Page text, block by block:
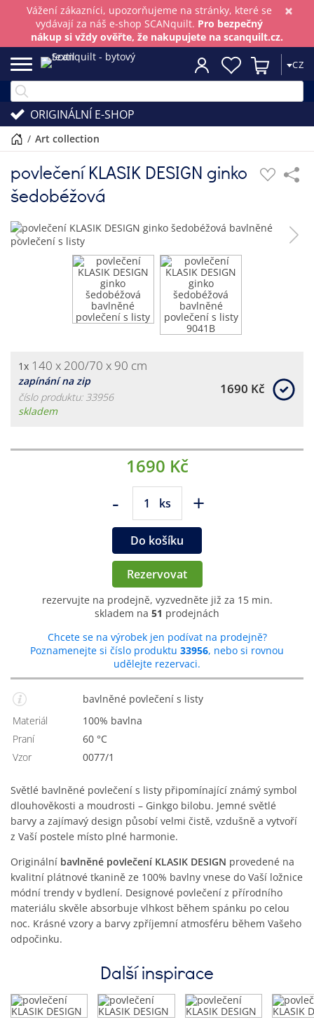
×
Vážení zákazníci, upozorňujeme na stránky, které se
vydávají za náš e-shop SCANquilt. Pro bezpečný
nákup si vždy ověřte, že nakupujete na scanquilt.cz.
CZ
ORIGINÁLNÍ E-SHOP
/ art collection
povlečení KLASIK DESIGN ginko
šedobéžová
1x 140 x 200/70 x 90 cm
zapínání na zip
číslo produktu: 33956
skladem
1690 Kč
1690 Kč
- ks +
Do košíku
Rezervovat
rezervujte na prodejně, vyzvedněte již za 15 min.
skladem na 51 prodejnách
Chcete se na výrobek jen podívat na prodejně?
Poznamenejte si číslo produktu 33956, nebo si rovnou
udělejte rezervaci.
bavlněné povlečení s listy
Materiál
100% bavlna
Praní
60 °C
Vzor
0077/1
Světlé bavlněné povlečení s listy připomínající známý symbol
dlouhověkosti a moudrosti – Ginkgo bilobu. Jemné světlé
barvy a zajímavý design působí velmi čistě, vzdušně a vytvoří
z Vaší postele místo plné harmonie.
Originální bavlněné povlečení KLASIK DESIGN provedené na
kvalitní plátnové tkanině ze 100% bavlny vnese do Vaší ložnice
módní trendy v bydlení. Designové povlečení z přírodního
materiálu skvěle absorbuje vlhkost během spánku po celou
noc. Krásné vzory a barvy zpříjemní atmosféru během Vašeho
odpočinku.
Další inspirace